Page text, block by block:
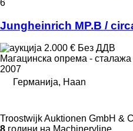
6
Jungheinrich MP.B /
2.000 € Без ДДВ
Магацинска опрема - сталажа
2007
Германија, Haan
Troostwijk Auktionen GmbH &